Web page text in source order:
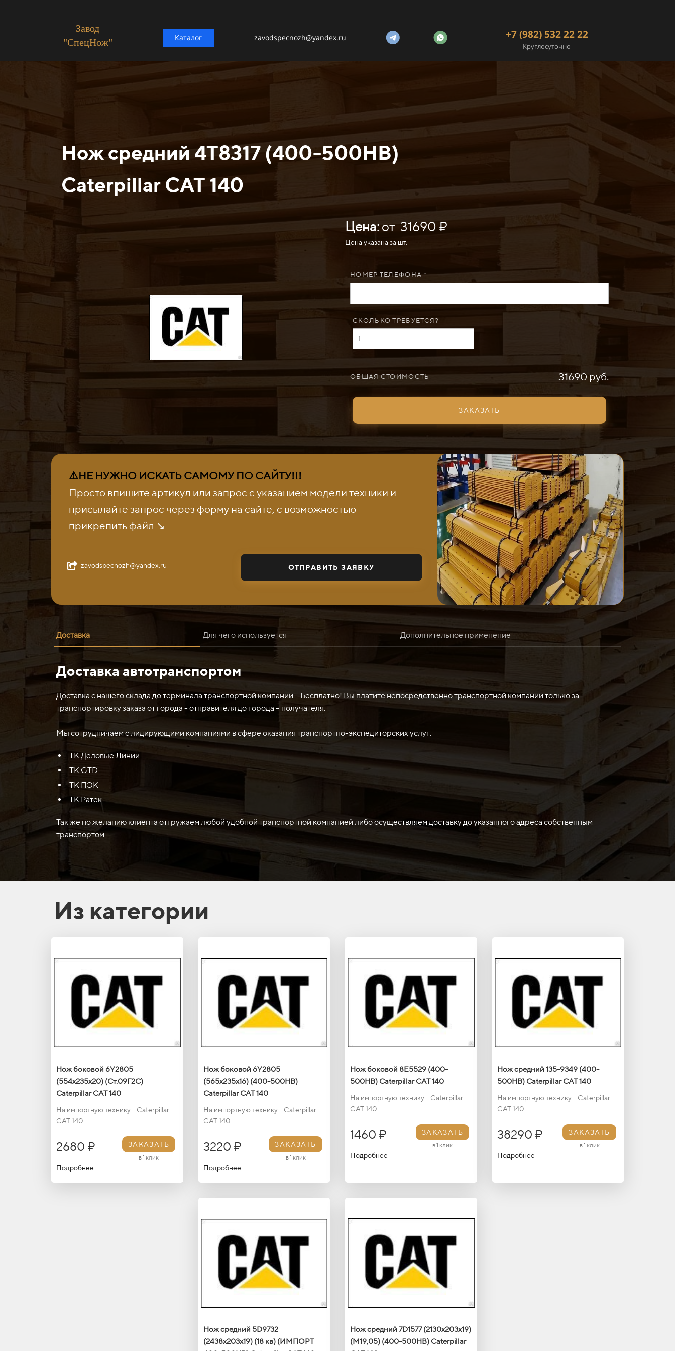
Завод
"СпецНож"
Каталог zavodspecnozh@yandex.ru +7 (982) 532 22 22
Круглосуточно
Нож средний 4T8317 (400-500HB)
Caterpillar CAT 140
Цена:от 31690 ₽
Цена указана за шт.
НОМЕР ТЕЛЕФОНА *
СКОЛЬКО ТРЕБУЕТСЯ?
ОБЩАЯ СТОИМОСТЬ 31690 руб.
ЗАКАЗАТЬ
⚠️НЕ НУЖНО ИСКАТЬ САМОМУ ПО САЙТУ!!!
Просто впишите артикул или запрос с указанием модели техники и
присылайте запрос через форму на сайте, с возможностью
прикрепить файл ↘️
zavodspecnozh@yandex.ru ОТПРАВИТЬ ЗАЯВКУ
Доставка Для чего используется Дополнительное применение
Доставка автотранспортом
Доставка с нашего склада до терминала транспортной компании – Бесплатно! Вы платите непосредственно транспортной компании только за
транспортировку заказа от города - отправителя до города – получателя.
Мы сотрудничаем с лидирующими компаниями в сфере оказания транспортно-экспедиторских услуг:
ТК Деловые Линии
ТК GTD
ТК ПЭК
ТК Ратек
Так же по желанию клиента отгружаем любой удобной транспортной компанией либо осуществляем доставку до указанного адреса собственным
транспортом.
Нож средний 4T8317 (400-500HB) Caterpillar CAT 140 используется в связке с экскаватором CAT 140 для выполнения различных земляных работ и
строительных операций. Он предназначен для рытья, разрыхления и срезания грунта, а также для расчистки площадок и работы с материалами, такими
как гравий, песок и грунт. Нож изготовлен из высокопрочной стали и имеет высокую твердость, что обеспечивает его долговечность и устойчивость к
износу при работе с твердыми материалами.
Из категории
Нож боковой 6Y2805
(554х235х20) (Ст.09Г2С)
Caterpillar CAT 140
На импортную технику - Caterpillar -
CAT 140
2680 ₽ ЗАКАЗАТЬ
в 1 клик
Подробнее
Нож боковой 6Y2805
(565х235х16) (400-500HB)
Caterpillar CAT 140
На импортную технику - Caterpillar -
CAT 140
3220 ₽ ЗАКАЗАТЬ
в 1 клик
Подробнее
Нож боковой 8E5529 (400-
500HB) Caterpillar CAT 140
На импортную технику - Caterpillar -
CAT 140
1460 ₽ ЗАКАЗАТЬ
в 1 клик
Подробнее
Нож средний 135-9349 (400-
500HB) Caterpillar CAT 140
На импортную технику - Caterpillar -
CAT 140
38290 ₽ ЗАКАЗАТЬ
в 1 клик
Подробнее
Нож средний 5D9732
(2438х203х19) (18 кв) (ИМПОРТ
Нож средний 7D1577 (2130x203x19)
(М19,05) (400-500HB) Caterpillar